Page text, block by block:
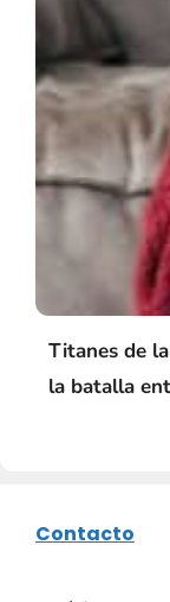
Titanes de
la batalla
Contacto